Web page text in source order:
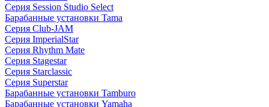
Серия Session Studio Select
Барабанные установки Tama
Серия Club-JAM
Серия ImperialStar
Серия Rhythm Mate
Серия Stagestar
Серия Starclassic
Серия Superstar
Барабанные установки Tamburo
Барабанные установки Yamaha